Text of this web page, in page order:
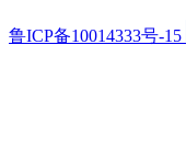
鲁ICP备10014333号-15